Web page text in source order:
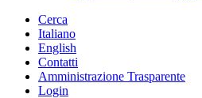
Cerca
Italiano
English
Contatti
Amministrazione Trasparente
Login